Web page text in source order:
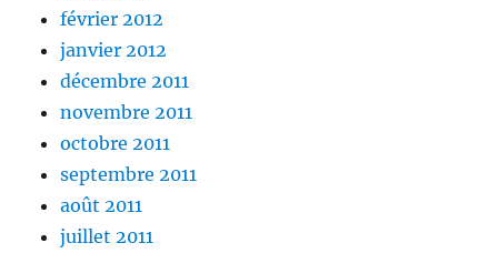
février 2012
janvier 2012
décembre 2011
novembre 2011
octobre 2011
septembre 2011
août 2011
juillet 2011